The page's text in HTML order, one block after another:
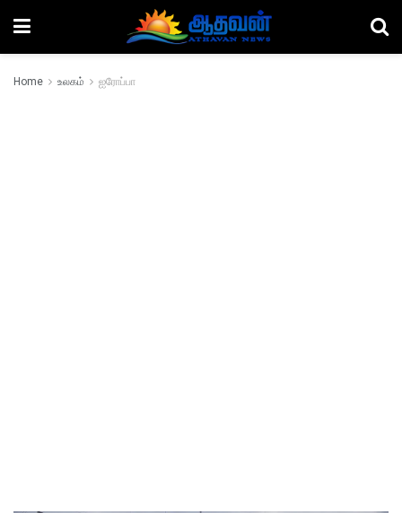
Home உலகம் ஐரோப்பா